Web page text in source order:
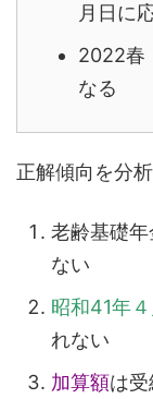
月日に
2022春
なる
正解傾向を分
老齢基礎年
ない
昭和41年
れない
加算額は